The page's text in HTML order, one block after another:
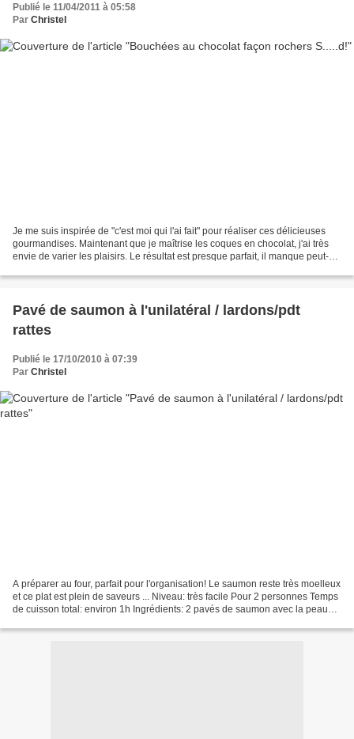
Publié le 11/04/2011 à 05:58
Par Christel
Je me suis inspirée de "c'est moi qui l'ai fait" pour réaliser ces délicieuses
gourmandises. Maintenant que je maîtrise les coques en chocolat, j'ai très
envie de varier les plaisirs. Le résultat est presque parfait, il manque peut-
Pavé de saumon à l'unilatéral / lardons/pdt
rattes
Publié le 17/10/2010 à 07:39
Par Christel
A préparer au four, parfait pour l'organisation! Le saumon reste très moelleux
et ce plat est plein de saveurs ... Niveau: très facile Pour 2 personnes Temps
de cuisson total: environ 1h Ingrédients: 2 pavés de saumon avec la peau